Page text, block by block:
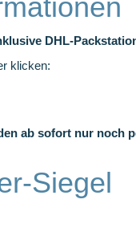
DHL-
klicken:
ab sofort nur noch
Siegel